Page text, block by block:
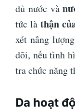
đủ nước và
tức là thận
xét nâng
dõi, nếu tình
tra chức năng
Da hoạt